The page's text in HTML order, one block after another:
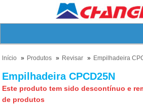
lnício Produtos Revisar Empilhadeira
Empilhadeira CPCD25N
Este produto tem sido descontínuo e
de produtos